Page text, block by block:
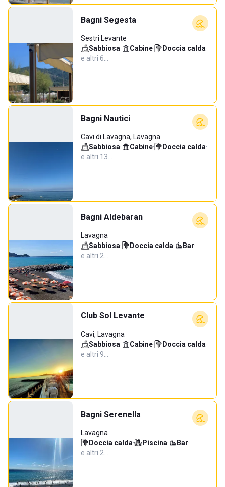
Bagni Segesta
Sestri Levante
Sabbiosa· Cabine· Doccia calda·
e altri 6…
Bagni Nautici
Cavi di Lavagna, Lavagna
Sabbiosa· Cabine· Doccia calda·
e altri 13…
Bagni Aldebaran
Lavagna
Sabbiosa· Doccia calda· Bar·
e altri 2…
Club Sol Levante
Cavi, Lavagna
Sabbiosa· Cabine· Doccia calda·
e altri 9…
Bagni Serenella
Lavagna
Doccia calda· Piscina· Bar·
e altri 2…